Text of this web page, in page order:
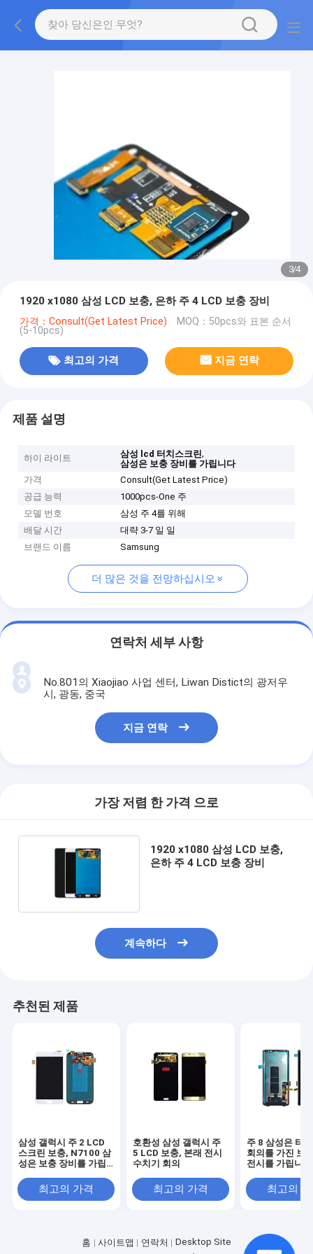
3/4
1920 x1080 삼성 LCD 보충, 은하 주 4 LCD 보충 장비
가격：Consult(Get Latest Price) MOQ：50pcs와 표본 순서
(5-10pcs)
최고의 가격 지금 연락
제품 설명
하이 라이트 삼성 lcd 터치스크린,
삼성은 보충 장비를 가립니다
가격
Consult(Get Latest Price)
공급 능력
1000pcs-One 주
모델 번호
삼성 주 4를 위해
배달 시간
대략 3-7 일 일
브랜드 이름
Samsung
더 많은 것을 전망하십시오
연락처 세부 사항
No.801의 Xiaojiao 사업 센터, Liwan Distict의 광저우
시, 광동, 중국
지금 연락
가장 저렴 한 가격 으로
1920 x1080 삼성 LCD 보충,
은하 주 4 LCD 보충 장비
계속하다
추천된 제품
삼성 갤럭시 주 2 LCD
스크린 보충, N7100 삼
성은 보충 장비를 가립
최고의 가격
호환성 삼성 갤럭시 주
5 LCD 보충, 본래 전시
수치기 회의
최고의 가격
주 8 삼성은 터
회의를 가진 보
전시를 가립니다
최고의
홈 사이트맵 연락처
Desktop Site